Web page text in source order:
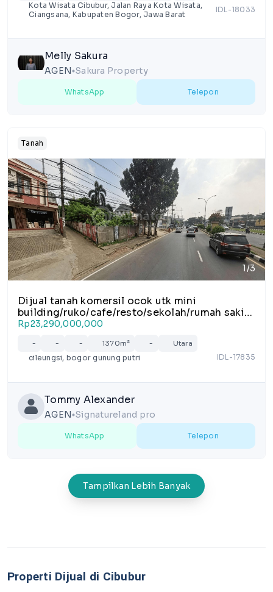
Kota Wisata Cibubur, Jalan Raya Kota Wisata,
Ciangsana, Kabupaten Bogor, Jawa Barat
IDL-18033
Melly Sakura
AGEN lens Sakura Property
WhatsApp Telepon
Tanah
1/3
Dijual tanah komersil ocok utk mini
building/ruko/cafe/resto/sekolah/rumah sakit
di Jl.Alternatif Cibubur, Cileungsi
Rp23,290,000,000
- - - 1370m² - Utara
cileungsi, bogor gunung putri IDL-17835
Tommy Alexander
AGEN lens Signatureland pro
WhatsApp Telepon
Tampilkan Lebih Banyak
Properti Dijual di Cibubur